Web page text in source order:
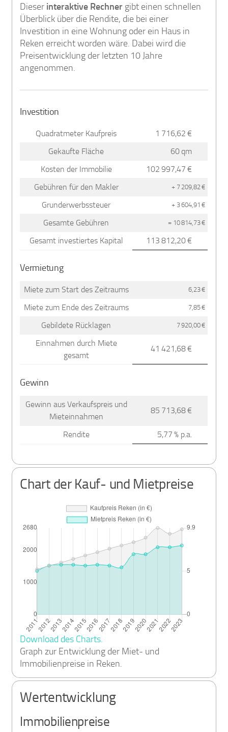
Dieser interaktive Rechner gibt einen schnellen
Überblick über die Rendite, die bei einer
Investition in eine Wohnung oder ein Haus in
Reken erreicht worden wäre. Dabei wird die
Preisentwicklung der letzten 10 Jahre
angenommen.
Investition
Quadratmeter Kaufpreis
1 716,62 €
Gekaufte Fläche
60 qm
Kosten der Immobilie
102 997,47 €
Gebühren für den Makler
+ 7 209,82 €
Grunderwerbssteuer + 3 604,91 €
Gesamte Gebühren = 10 814,73 €
Gesamt investiertes Kapital 113 812,20 €
Vermietung
Miete zum Start des Zeitraums 6,23 €
Miete zum Ende des Zeitraums 7,85 €
Gebildete Rücklagen 7 920,00 €
Einnahmen durch Miete
gesamt
41 421,68 €
Gewinn
Gewinn aus Verkaufspreis und
Mieteinnahmen
85 713,68 €
Rendite 5,77 % p.a.
Chart der Kauf- und Mietpreise
Download des Charts.
Graph zur Entwicklung der Miet- und
Immobilienpreise in Reken.
Wertentwicklung
Immobilienpreise